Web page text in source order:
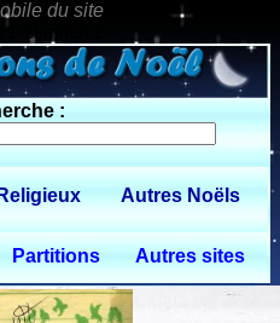
1 $limittot 2
:
Autres Noëls
Partitions Autres sites